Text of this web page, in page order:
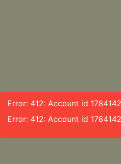
Error: 412: Account id
Error: 412: Account id